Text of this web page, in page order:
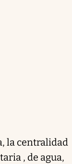
la centralidad
, de agua,